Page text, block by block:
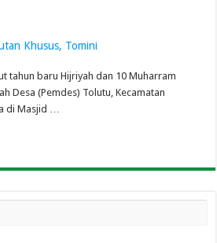
Khusus, Tomini
tahun baru Hijriyah dan 10 Muharram
Desa (Pemdes) Tolutu, Kecamatan
di Masjid …